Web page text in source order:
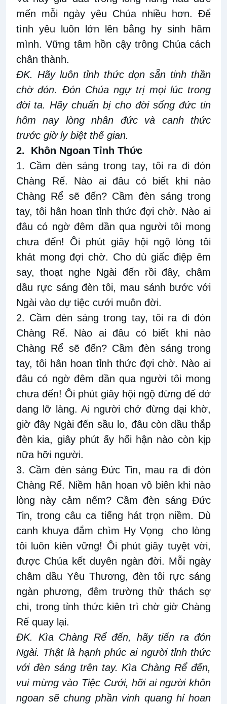
mến mỗi ngày yêu Chúa nhiều hơn. Để
tình yêu luôn lớn lên bằng hy sinh hãm
mình. Vững tâm hồn cậy trông Chúa cách
chân thành.
ĐK. Hãy luôn tỉnh thức dọn sẵn tinh thần
chờ đón. Đón Chúa ngự trị mọi lúc trong
đời ta. Hãy chuẩn bị cho đời sống đức tin
hôm nay lòng nhân đức và canh thức
trước giờ ly biệt thế gian.
2. Khôn Ngoan Tỉnh Thức
1. Cầm đèn sáng trong tay, tôi ra đi đón
Chàng Rể. Nào ai đâu có biết khi nào
Chàng Rể sẽ đến? Cầm đèn sáng trong
tay, tôi hân hoan tỉnh thức đợi chờ. Nào ai
đâu có ngờ đêm dần qua người tôi mong
chưa đến! Ôi phút giây hội ngộ lòng tôi
khát mong đợi chờ. Cho dù giấc điệp êm
say, thoạt nghe Ngài đến rồi đây, châm
dầu rực sáng đèn tôi, mau sánh bước với
Ngài vào dự tiệc cưới muôn đời.
2. Cầm đèn sáng trong tay, tôi ra đi đón
Chàng Rể. Nào ai đâu có biết khi nào
Chàng Rể sẽ đến? Cầm đèn sáng trong
tay, tôi hân hoan tỉnh thức đợi chờ. Nào ai
đâu có ngờ đêm dần qua người tôi mong
chưa đến! Ôi phút giây hội ngộ đừng để dở
dang lỡ làng. Ai người chớ đừng dại khờ,
giờ đây Ngài đến sầu lo, đâu còn dầu thắp
đèn kia, giây phút ấy hối hận nào còn kịp
nữa hỡi người.
3. Cầm đèn sáng Đức Tin, mau ra đi đón
Chàng Rể. Niềm hân hoan vô biên khi nào
lòng này cảm nếm? Cầm đèn sáng Đức
Tin, trong câu ca tiếng hát trọn niềm. Dù
canh khuya đắm chìm Hy Vọng cho lòng
tôi luôn kiên vững! Ôi phút giây tuyệt vời,
được Chúa kết duyên ngàn đời. Mỗi ngày
châm dầu Yêu Thương, đèn tôi rực sáng
ngàn phương, đêm trường thử thách sợ
chi, trong tỉnh thức kiên trì chờ giờ Chàng
Rể quay lại.
ĐK. Kìa Chàng Rể đến, hãy tiến ra đón
Ngài. Thật là hạnh phúc ai người tỉnh thức
với đèn sáng trên tay. Kìa Chàng Rể đến,
vui mừng vào Tiệc Cưới, hỡi ai người khôn
ngoan sẽ chung phần vinh quang hỉ hoan